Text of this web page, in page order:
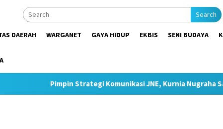
Search
DAERAH WARGANET GAYA HIDUP EKBIS SENI BUDAYA
Strategi Komunikasi JNE, Kurnia Nugraha Sabet Indonesia